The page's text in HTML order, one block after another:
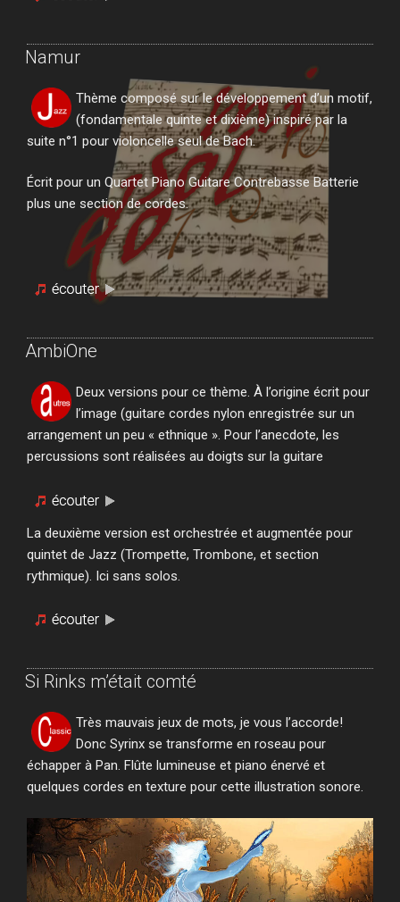
Namur
Thème composé sur le développement d’un motif,
(fondamentale quinte et dixième) inspiré par la
suite n°1 pour violoncelle seul de Bach.
Écrit pour un Quartet Piano Guitare Contrebasse Batterie
plus une section de cordes.
AmbiOne
Deux versions pour ce thème. À l’origine écrit pour
l’image (guitare cordes nylon enregistrée sur un
arrangement un peu « ethnique ». Pour l’anecdote, les
percussions sont réalisées au doigts sur la guitare
La deuxième version est orchestrée et augmentée pour
quintet de Jazz (Trompette, Trombone, et section
rythmique). Ici sans solos.
Si Rinks m’était comté
Très mauvais jeux de mots, je vous l’accorde!
Donc Syrinx se transforme en roseau pour
échapper à Pan. Flûte lumineuse et piano énervé et
quelques cordes en texture pour cette illustration sonore.